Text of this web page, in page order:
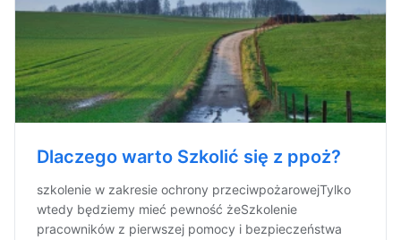
Dlaczego warto Szkolić się z ppoż?
szkolenie w zakresie ochrony przeciwpożarowejTylko
wtedy będziemy mieć pewność żeSzkolenie
pracowników z pierwszej pomocy i bezpieczeństwa